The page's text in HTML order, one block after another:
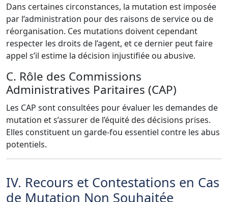
Dans certaines circonstances, la mutation est imposée
par l’administration pour des raisons de service ou de
réorganisation. Ces mutations doivent cependant
respecter les droits de l’agent, et ce dernier peut faire
appel s’il estime la décision injustifiée ou abusive.
C. Rôle des Commissions
Administratives Paritaires (CAP)
Les CAP sont consultées pour évaluer les demandes de
mutation et s’assurer de l’équité des décisions prises.
Elles constituent un garde-fou essentiel contre les abus
potentiels.
IV. Recours et Contestations en Cas
de Mutation Non Souhaitée